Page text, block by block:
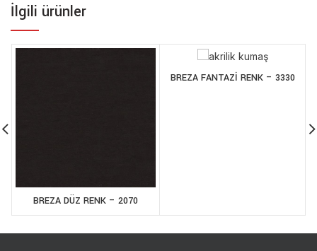
İlgili ürünler
BREZA DÜZ RENK – 2070
BREZA FANTAZİ RENK – 3330